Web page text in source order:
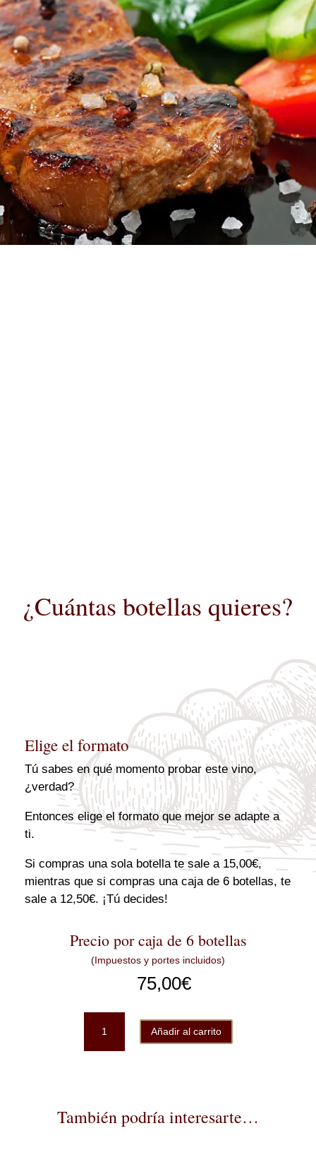
¿Cuántas botellas quieres?
Elige el formato
Tú sabes en qué momento probar este vino,
¿verdad?
Entonces elige el formato que mejor se adapte a
ti.
Si compras una sola botella te sale a 15,00€,
mientras que si compras una caja de 6 botellas, te
sale a 12,50€. ¡Tú decides!
Precio por caja de 6 botellas
(Impuestos y portes incluidos)
75,00€
Tempranillo-
Cabernet
cantidad
Añadir al carrito
También podría interesarte…